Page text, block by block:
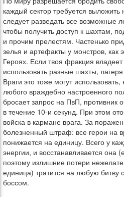
каждый сектор требуется
следует разведать все возможные
чтобы получить доступ к шахтам,
и прочим прелестям. Частенько
зелья и артефакты у монстров, как
Героях. Если твоя фракция
использовать разные шахты,
Враги это тоже могут
любого враждебно настроенного
бросает запрос на ПвП, противник
в течение 10-и секунд. При этом
войска в кармане врага. За
болезненный штраф: все герои на
понижается на единицу. Всего у
энергии, и восстанавливается она
поэтому излишние потери
единица) тратится на любую битву
боссом.